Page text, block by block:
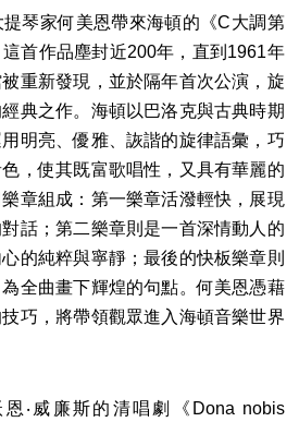
琴家何美恩帶來海頓的《C大調第
首作品塵封近200年，直到1961年
重新發現，並於隔年首次公演，旋
典之作。海頓以巴洛克與古典時期
明亮、優雅、詼諧的旋律語彙，巧
，使其既富歌唱性，又具有華麗的
章組成：第一樂章活潑輕快，展現
話；第二樂章則是一首深情動人的
的純粹與寧靜；最後的快板樂章則
全曲畫下輝煌的句點。何美恩憑藉
巧，將帶領觀眾進入海頓音樂世界
‧威廉斯的清唱劇《Dona nobis